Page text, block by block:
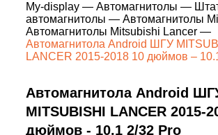
My-display — Автомагнитолы —
автомагнитолы — Автомагнитолы
Автомагнитолы Mitsubishi Lancer —
Автомагнитола Android ШГУ
LANCER 2015-2018 10 дюймов –
Автомагнитола Android
MITSUBISHI LANCER 2015-
дюймов - 10.1 2/32 Pro